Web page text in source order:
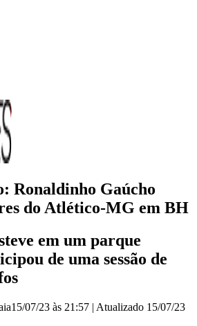
Ronaldinho Gaúcho
do Atlético-MG em BH
em um parque
de uma sessão de
15/07/23 às 21:57 | Atualizado 15/07/23